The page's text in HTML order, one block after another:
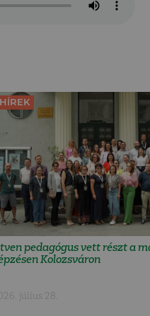
HÍREK
pedagógus vett részt a
Kolozsváron
július 28.